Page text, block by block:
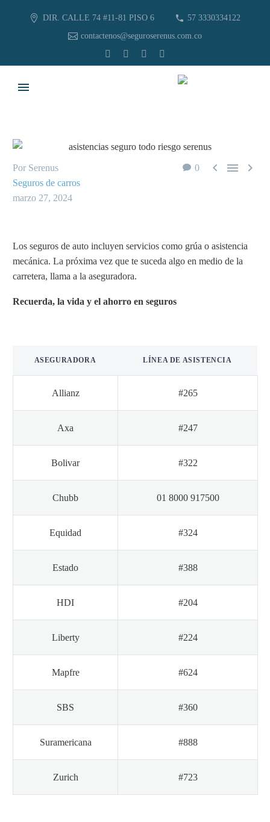
DIR. CALLE 74 #11-81 PISO 6
57 3330334122
contactenos@seguroserenus.com.co
0   
Por Serenus
Seguros de carros
marzo 27, 2024
Los seguros de auto incluyen servicios como grúa o asistencia
mecánica. La próxima vez que te suceda algo en medio de la
carretera, llama a la aseguradora.
Recuerda, la vida y el ahorro en seguros
ASEGURADORA LÍNEA DE ASISTENCIA
Allianz #265
Axa #247
Bolivar #322
Chubb 01 8000 917500
Equidad #324
Estado #388
HDI #204
Liberty #224
Mapfre #624
SBS #360
Suramericana #888
Zurich #723